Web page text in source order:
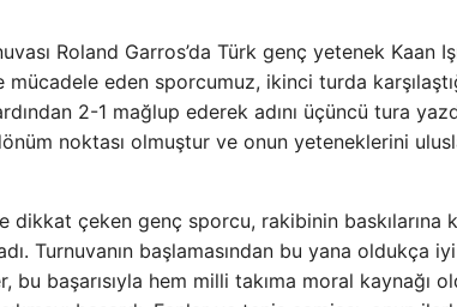
Roland Garros’da Türk genç yetenek Kaan
eden sporcumuz, ikinci turda
2-1 mağlup ederek adını üçüncü tura
noktası olmuştur ve onun yeteneklerini
çeken genç sporcu, rakibinin baskılarına
Turnuvanın başlamasından bu yana oldukça
bu başarısıyla hem milli takıma moral kaynağı